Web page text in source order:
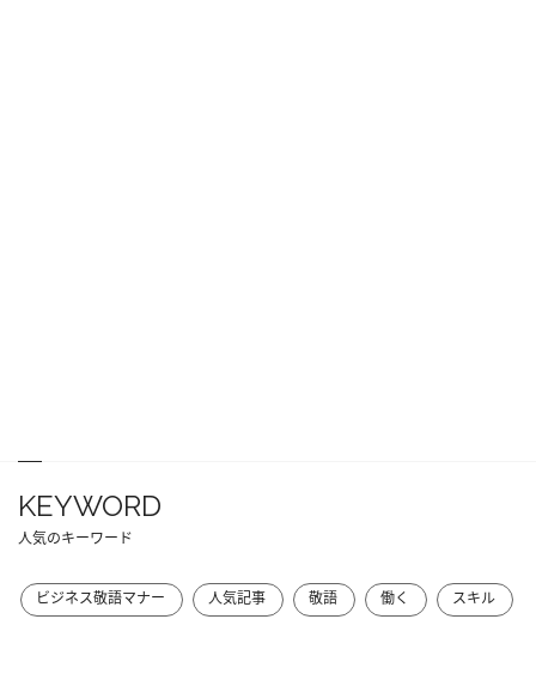
KEYWORD
人気のキーワード
ビジネス敬語マナー 人気記事 敬語 働く スキル